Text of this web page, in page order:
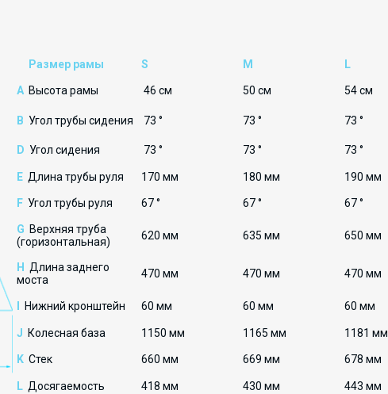
Размер рамы S M L
A Высота рамы 46 см 50 см 54 см
B Угол трубы сидения 73 ° 73 ° 73 °
D Угол сидения 73 ° 73 ° 73 °
E Длина трубы руля 170 мм 180 мм 190 мм
F Угол трубы руля 67 ° 67 ° 67 °
G Верхняя труба
(горизонтальная)
620 мм 635 мм 650 мм
H Длина заднего
моста
470 мм 470 мм 470 мм
Нижний кронштейн 60 мм 60 мм 60 мм
J Колесная база 1150 мм 1165 мм 1181 мм
K Стек 660 мм 669 мм 678 мм
L Досягаемость 418 мм 430 мм 443 мм